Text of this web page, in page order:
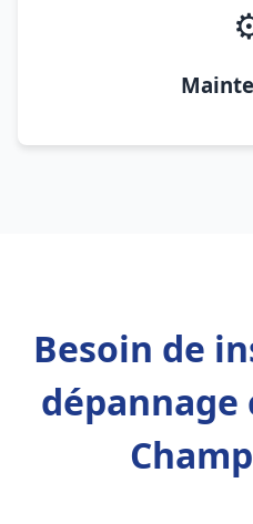
Besoin de
dépannage